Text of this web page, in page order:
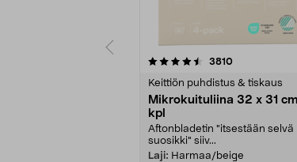
3810arvostelut
Keittiön puhdistus & tiskaus
Mikrokuituliina 32 x 31
kpl
Aftonbladetin "itsestään selvä
suosikki" siiv...
Laji: Harmaa/beige
4.5viidestä